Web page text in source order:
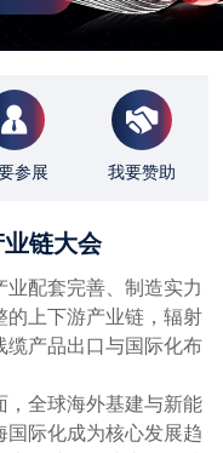
参展 我要赞助
链大会
业配套完善、制造实力
的上下游产业链，辐射
缆产品出口与国际化布
，全球海外基建与新能
际化成为核心发展趋